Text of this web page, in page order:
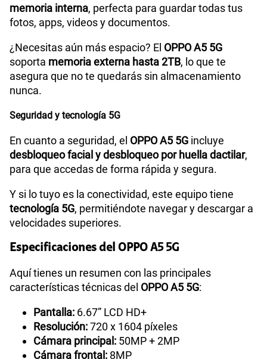
memoria interna, perfecta para guardar todas tus
fotos, apps, videos y documentos.
¿Necesitas aún más espacio? El OPPO A5 5G
soporta memoria externa hasta 2TB, lo que te
asegura que no te quedarás sin almacenamiento
nunca.
Seguridad y tecnología 5G
En cuanto a seguridad, el OPPO A5 5G incluye
desbloqueo facial y desbloqueo por huella dactilar,
para que accedas de forma rápida y segura.
Y si lo tuyo es la conectividad, este equipo tiene
tecnología 5G, permitiéndote navegar y descargar a
velocidades superiores.
Especificaciones del OPPO A5 5G
Aquí tienes un resumen con las principales
características técnicas del OPPO A5 5G:
Pantalla: 6.67” LCD HD+
Resolución:720 x 1604 píxeles
Cámara principal: 50MP + 2MP
Cámara frontal: 8MP